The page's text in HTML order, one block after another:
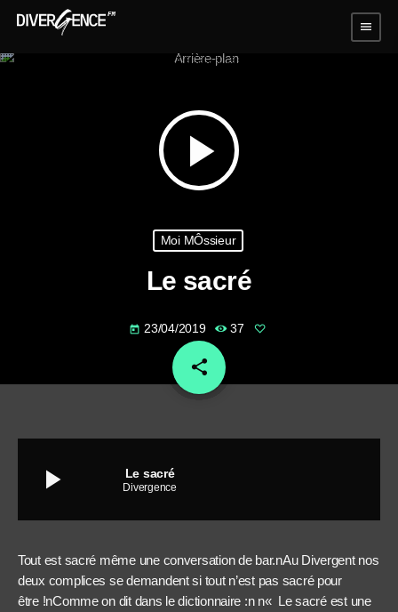
menu
play_arrow
Moi MÔssieur
Le sacré
today 23/04/2019 37
share
email
play_arrow Le sacré
Divergence
Tout est sacré même une conversation de bar.nAu Divergent nos
deux complices se demandent si tout n’est pas sacré pour
être !nComme on dit dans le dictionnaire :n n« Le sacré est une